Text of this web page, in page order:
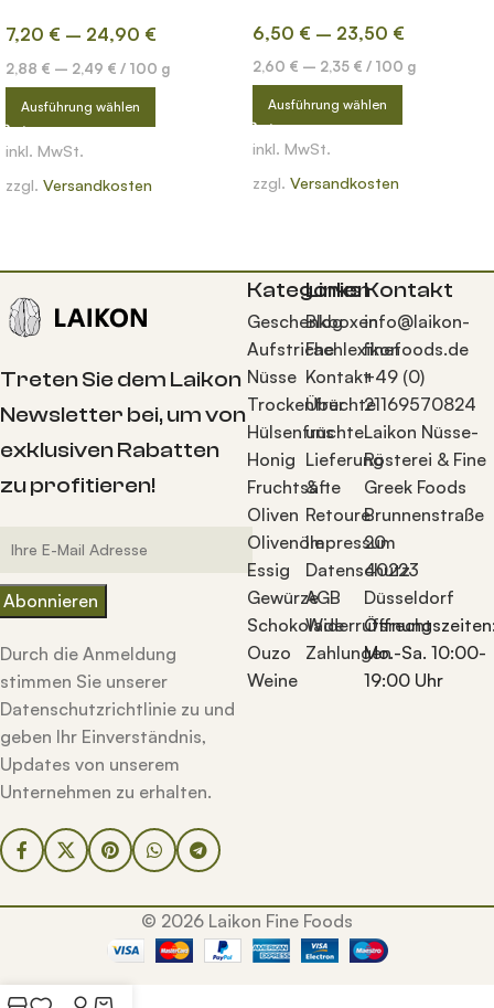
7,20 € – 24,90 €
2,88 € – 2,49 € / 100 g
Ausführung wählen
inkl. MwSt.
zzgl. Versandkosten
6,50 € – 23,50 €
2,60 € – 2,35 € / 100 g
Ausführung wählen
inkl. MwSt.
zzgl. Versandkosten
Treten Sie dem Laikon
Newsletter bei, um von
exklusiven Rabatten
zu profitieren!
Durch die Anmeldung
stimmen Sie unserer
Datenschutzrichtlinie zu und
geben Ihr Einverständnis,
Updates von unserem
Unternehmen zu erhalten.
Kategorien
Geschenkboxen
Aufstriche
Nüsse
Trockenfrüchte
Hülsenfrüchte
Honig
Fruchtsäfte
Oliven
Olivenöle
Essig
Gewürze
Schokolade
Ouzo
Weine
Links
Blog
Fachlexikon
Kontakt
Über
uns
Lieferung
&
Retoure
Impressum
Datenschutz
AGB
Widerrufsrecht
Zahlungen
Kontakt
info@laikon-
finefoods.de
+49 (0)
21169570824
Laikon Nüsse-
Rösterei & Fine
Greek Foods
Brunnenstraße
20
40223
Düsseldorf
Mo.-Sa. 10:00-
19:00 Uhr
© 2026 Laikon Fine Foods